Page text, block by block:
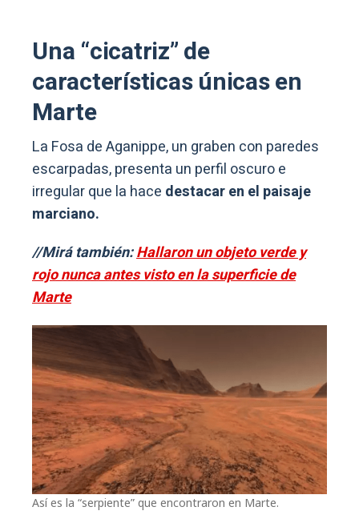
Una “cicatriz” de
características únicas en
Marte
La Fosa de Aganippe, un graben con paredes
escarpadas, presenta un perfil oscuro e
irregular que la hace destacar en el paisaje
marciano.
//Mirá también:Hallaron un objeto verde y
rojo nunca antes visto en la superficie de
Marte
Así es la “serpiente” que encontraron en Marte.